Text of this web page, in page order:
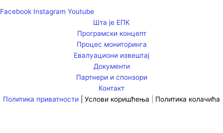
Facebook Instagram Youtube
Шта је ЕПК
Програмски концепт
Процес мониторинга
Евалуациони извештај
Документи
Партнери и спонзори
Контакт
Политика приватности
Услови коришћења Политика колачића